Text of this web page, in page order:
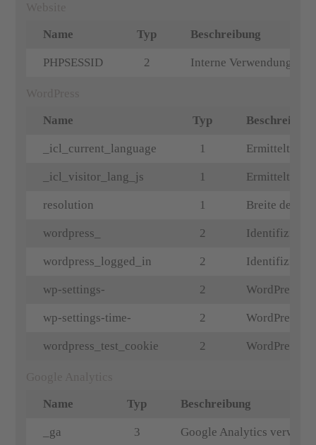
Name
Typ Beschreibung
PHPSESSID 2 Interne Verwendung
Name
Typ
_icl_current_language 1 Ermittelte
_icl_visitor_lang_js 1 Ermittelte
resolution 1 Breite des
wordpress_ 2
wordpress_logged_in 2
wp-settings- 2 WordPress
wp-settings-time- 2 WordPress
wordpress_test_cookie 2 WordPress
Name
Typ Beschreibung
_ga 3 Google Analytics